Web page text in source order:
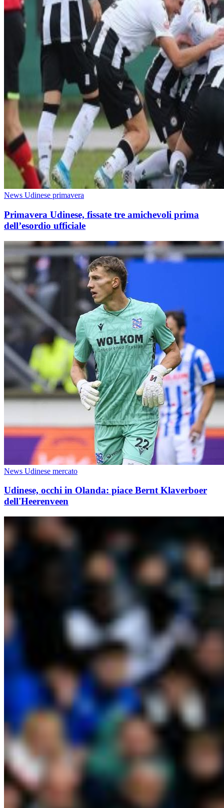
News Udinese primavera
Primavera Udinese, fissate tre amichevoli prima
dell’esordio ufficiale
News Udinese mercato
Udinese, occhi in Olanda: piace Bernt Klaverboer
dell'Heerenveen